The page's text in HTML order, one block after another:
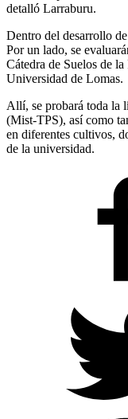
detalló Larraburu.
Dentro del desarrollo
Por un lado, se
Cátedra de Suelos de
Universidad de Lomas.
Allí, se probará toda la
(Mist-TPS), así como
en diferentes cultivos,
de la universidad.